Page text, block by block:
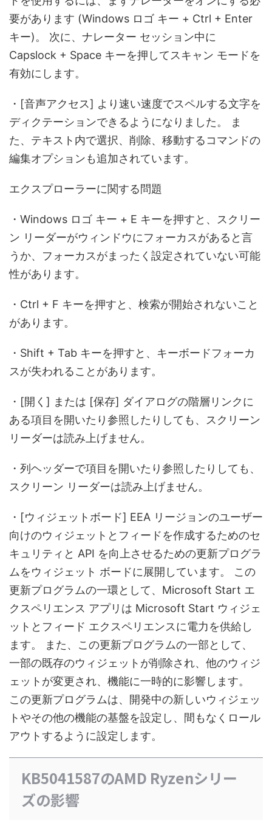
要があります (Windows ロゴ キー + Ctrl + Enter
キー)。 次に、ナレーター セッション中に
Capslock + Space キーを押してスキャン モードを
有効にします。
・[音声アクセス] より速い速度でスペルする文字を
ディクテーションできるようになりました。 ま
た、テキスト内で選択、削除、移動するコマンドの
編集オプションも追加されています。
エクスプローラーに関する問題
・Windows ロゴ キー + E キーを押すと、スクリー
ン リーダーがウィンドウにフォーカスがあると言
うか、フォーカスがまったく設定されていない可能
性があります。
・Ctrl + F キーを押すと、検索が開始されないこと
があります。
・Shift + Tab キーを押すと、キーボードフォーカ
スが失われることがあります。
・[開く] または [保存] ダイアログの階層リンクに
ある項目を開いたり参照したりしても、スクリーン
リーダーは読み上げません。
・列ヘッダーで項目を開いたり参照したりしても、
スクリーン リーダーは読み上げません。
・[ウィジェットボード] EEA リージョンのユーザー
向けのウィジェットとフィードを作成するためのセ
キュリティと API を向上させるための更新プログラ
ムをウィジェット ボードに展開しています。 この
更新プログラムの一環として、Microsoft Start エ
クスペリエンス アプリは Microsoft Start ウィジェ
ットとフィード エクスペリエンスに電力を供給し
ます。 また、この更新プログラムの一部として、
一部の既存のウィジェットが削除され、他のウィジ
ェットが変更され、機能に一時的に影響します。
この更新プログラムは、開発中の新しいウィジェッ
トやその他の機能の基盤を設定し、間もなくロール
アウトするように設定します。
KB5041587のAMD Ryzenシリー
ズの影響